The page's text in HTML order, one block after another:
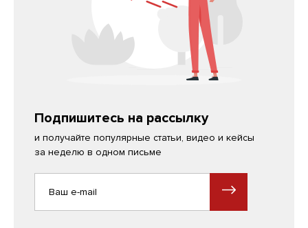
Подпишитесь на рассылку
и получайте популярные статьи, видео и кейсы
за неделю в одном письме